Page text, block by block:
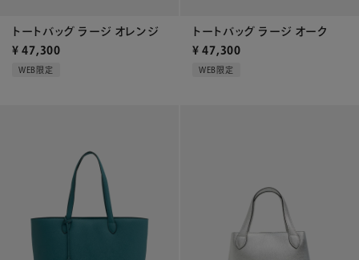
トートバッグ ラージ オレンジ
¥ 47,300
WEB限定
トートバッグ ラージ オーク
¥ 47,300
WEB限定